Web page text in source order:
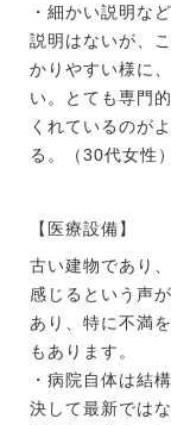
・細かい説明な
説明はないが、
かりやすい様に
い。とても専門
くれているのが
る。（30代女性）
【医療設備】
古い建物であり
感じるという声
あり、特に不満
もあります。
・病院自体は結
決して最新では